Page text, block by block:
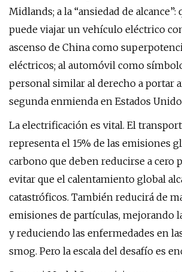
Midlands; a la “ansiedad de alcance”:
puede viajar un vehículo eléctrico
ascenso de China como
eléctricos; al automóvil como
personal similar al derecho a portar
segunda enmienda en Estados
La electrificación es vital. El
representa el 15% de las emisiones
carbono que deben reducirse a cero
evitar que el calentamiento global
catastróficos. También reducirá de
emisiones de partículas, mejorando
y reduciendo las enfermedades en
smog. Pero la escala del desafío es